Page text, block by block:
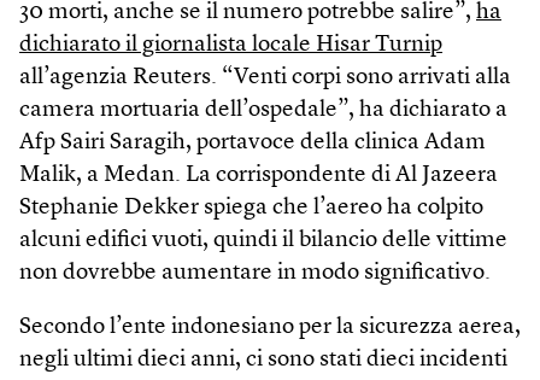
30 morti, anche se il numero potrebbe salire”, ha
dichiarato il giornalista locale Hisar Turnip
all’agenzia Reuters. “Venti corpi sono arrivati alla
camera mortuaria dell’ospedale”, ha dichiarato a
Afp Sairi Saragih, portavoce della clinica Adam
Malik, a Medan. La corrispondente di Al Jazeera
Stephanie Dekker spiega che l’aereo ha colpito
alcuni edifici vuoti, quindi il bilancio delle vittime
non dovrebbe aumentare in modo significativo.
Secondo l’ente indonesiano per la sicurezza aerea,
negli ultimi dieci anni, ci sono stati dieci incidenti